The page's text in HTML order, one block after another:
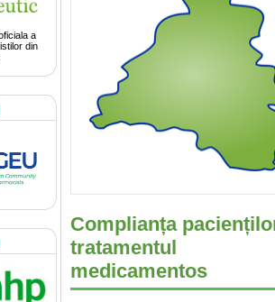
a
din
Complianța
tratamentul
medicamentos